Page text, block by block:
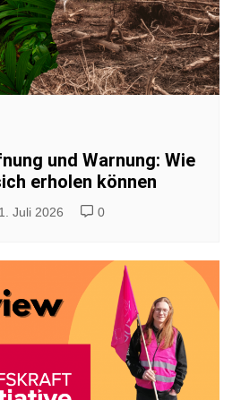
und Warnung: Wie
erholen können
Juli 2026 0